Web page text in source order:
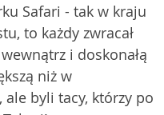
Safari - tak w kraju
to każdy zwracał
i doskonałą
niż w
byli tacy, którzy po